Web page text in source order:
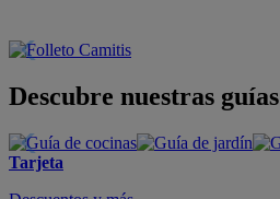
Descubre nuestras guías
Tarjeta